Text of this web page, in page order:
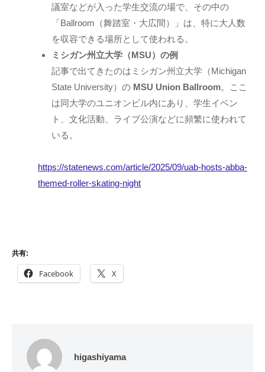
議室などが入った学生交流の場で、その中の
「Ballroom（舞踏室・大広間）」は、特に大人数
を収容できる場所として使われる。
ミシガン州立大学（MSU）の例
記事で出てきたのはミシガン州立大学（Michigan
State University）の MSU Union Ballroom。ここ
は同大学のユニオンビル内にあり、学生イベン
ト、文化活動、ライブ公演などに頻繁に使われて
いる。
https://statenews.com/article/2025/09/uab-hosts-abba-
themed-roller-skating-night
共有:
Facebook X
higashiyama